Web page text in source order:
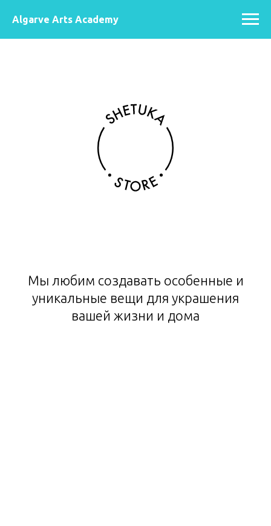
Algarve Arts Academy
Мы любим создавать особенные и
уникальные вещи для украшения
вашей жизни и дома